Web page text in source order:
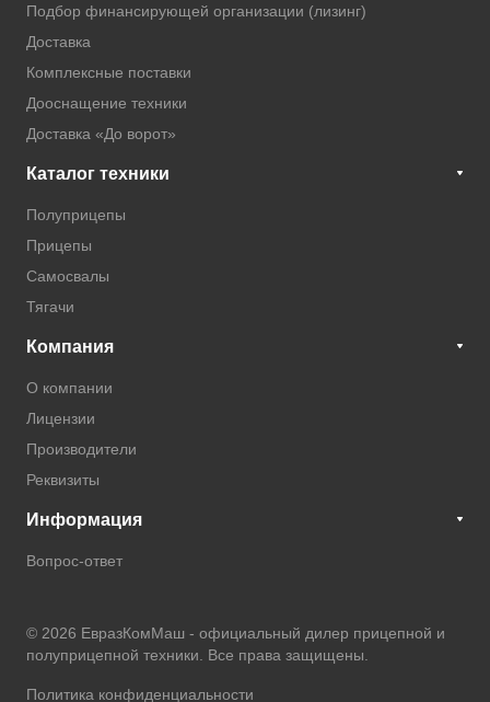
Подбор финансирующей организации (лизинг)
Доставка
Комплексные поставки
Дооснащение техники
Доставка «До ворот»
Каталог техники
Полуприцепы
Прицепы
Самосвалы
Тягачи
Компания
О компании
Лицензии
Производители
Реквизиты
Информация
Вопрос-ответ
© 2026 ЕвразКомМаш - официальный дилер прицепной и
полуприцепной техники . Все права защищены.
Политика конфиденциальности